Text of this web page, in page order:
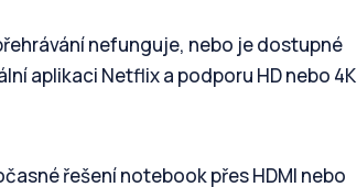
nefunguje, nebo je dostupné
aplikaci Netflix a podporu HD nebo 4K
řešení notebook přes HDMI nebo